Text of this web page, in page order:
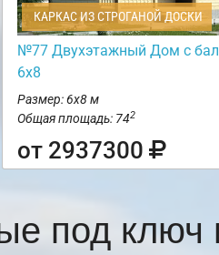
КАРКАС ИЗ СТРОГАНОЙ ДОСКИ
№77 Двухэтажный Дом с
6х8
Размер: 6х8 м
Общая площадь: 742
от 2937300
под